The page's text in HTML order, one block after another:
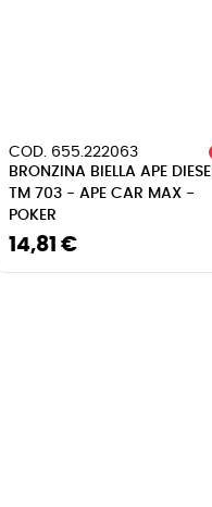
COD. 655.222063
BRONZINA BIELLA APE DIESEL
TM 703 - APE CAR MAX -
POKER
14,81 €